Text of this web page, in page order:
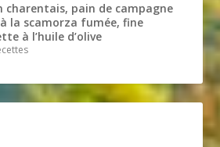
charentais, pain de campagne
la scamorza fumée, fine
à l’huile d’olive